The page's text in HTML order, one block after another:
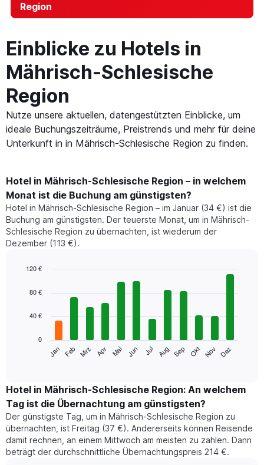
Region
Einblicke zu Hotels in
Mährisch-Schlesische
Region
Nutze unsere aktuellen, datengestützten Einblicke, um
ideale Buchungszeiträume, Preistrends und mehr für deine
Unterkunft in in Mährisch-Schlesische Region zu finden.
Hotel in Mährisch-Schlesische Region – in welchem
Monat ist die Buchung am günstigsten?
Hotel in Mährisch-Schlesische Region – im Januar (34 €) ist die
Buchung am günstigsten. Der teuerste Monat, um in Mährisch-
Schlesische Region zu übernachten, ist wiederum der
Dezember (113 €).
chart
bars.
folgende
den
durchschnittlichen
Zimmerpreis
im
jeweiligen
Monat
an.
graphic.
Jan Feb Mrz Apr Mai Jun Jul Aug Sep Okt Nov Dez
0
40 €
80 €
120 €
Hotel in Mährisch-Schlesische Region: An welchem
Tag ist die Übernachtung am günstigsten?
Der günstigste Tag, um in Mährisch-Schlesische Region zu
übernachten, ist Freitag (37 €). Andererseits können Reisende
damit rechnen, an einem Mittwoch am meisten zu zahlen. Dann
beträgt der durchschnittliche Übernachtungspreis 214 €.